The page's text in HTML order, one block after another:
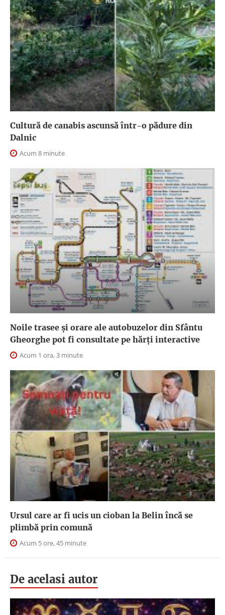
Cultură de canabis ascunsă într-o pădure din
Dalnic
Acum 8 minute
Noile trasee și orare ale autobuzelor din Sfântu
Gheorghe pot fi consultate pe hărți interactive
Acum 1 ora, 3 minute
Ursul care ar fi ucis un cioban la Belin încă se
plimbă prin comună
Acum 5 ore, 45 minute
De acelasi autor